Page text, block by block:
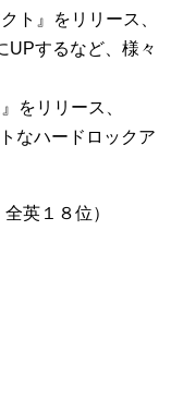
ト』をリリース、
UPするなど、様々
をリリース、
なハードロックア
英１８位）